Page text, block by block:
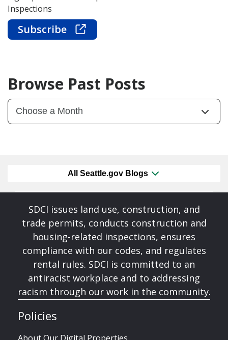
Inspections
Subscribe
Browse Past Posts
All Seattle.gov Blogs
SDCI issues land use, construction, and
trade permits, conducts construction and
housing-related inspections, ensures
compliance with our codes, and regulates
rental rules. SDCI is committed to an
antiracist workplace and to addressing
racism through our work in the community.
Policies